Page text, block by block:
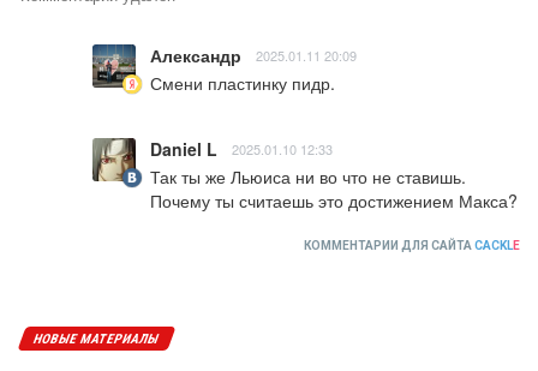
Александр 2025.01.11 20:09
Смени пластинку пидр.
Daniel L 2025.01.10 12:33
Так ты же Льюиса ни во что не ставишь.
Почему ты считаешь это достижением Макса?
КОММЕНТАРИИ ДЛЯ САЙТА CACKLE
НОВЫЕ МАТЕРИАЛЫ